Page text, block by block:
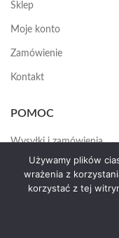
Sklep
Moje konto
Zamówienie
Kontakt
POMOC
Wysyłki i zamówienia
Jak założyć konto
Używamy plików
wrażenia z
korzystać z tej